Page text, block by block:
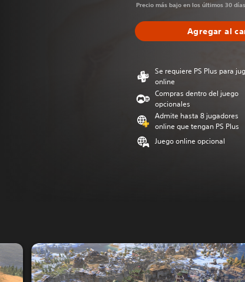
Precio más bajo en los últimos 30
Agregar al
Se requiere PS Plus para
online
Compras dentro del juego
opcionales
Admite hasta 8 jugadores
online que tengan PS Plus
Juego online opcional